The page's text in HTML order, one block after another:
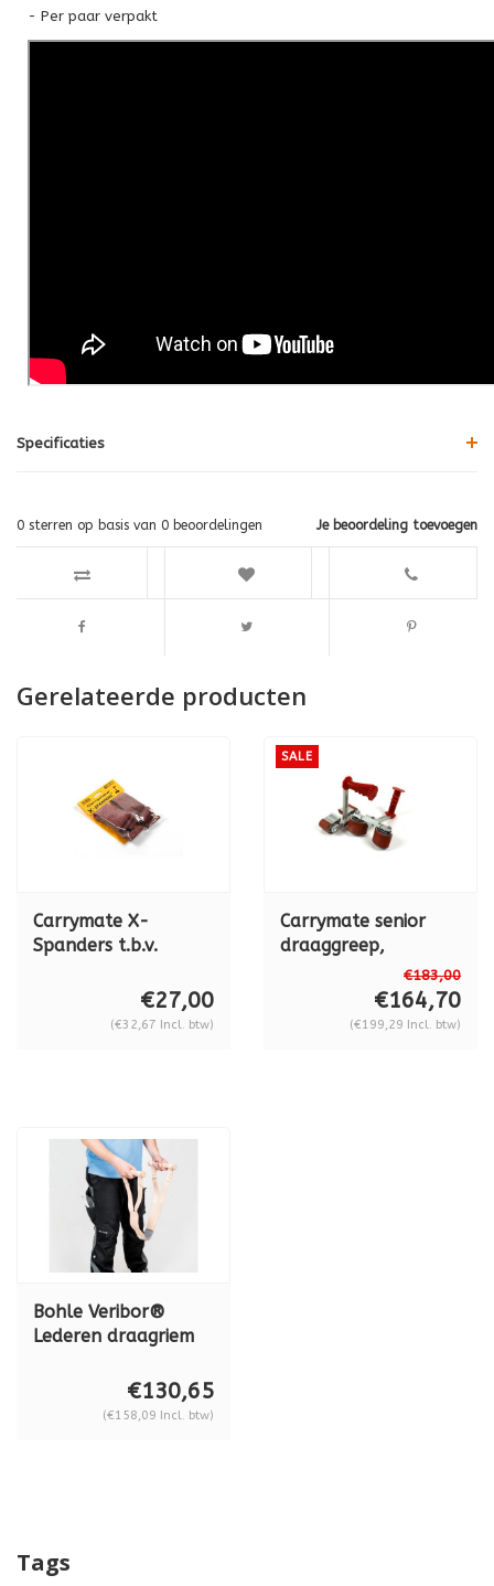
- Per paar verpakt
Specificaties
Je beoordeling toevoegen
0 sterren op basis van 0 beoordelingen
Gerelateerde producten
Carrymate X-
Spanders t.b.v.
€27,00
(€32,67 Incl. btw)
SALE
Carrymate senior
draaggreep,
spanwijdte 40 - 120
€183,00
€164,70
(€199,29 Incl. btw)
Bohle Veribor®
Lederen draagriem
€130,65
(€158,09 Incl. btw)
Tags